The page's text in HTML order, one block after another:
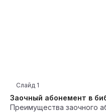
Заочный абонемент в
Слайд 1
Преимущества заочного